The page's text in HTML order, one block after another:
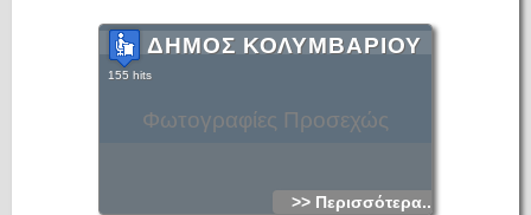
Φωτογραφίες Προσεχώς
ΔΗΜΟΣ ΚΟΛΥΜΒΑΡΙΟΥ
155 hits
>> Περισσότερα...